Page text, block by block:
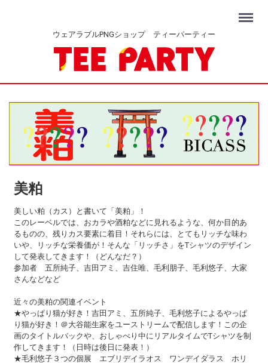
ウェアラブルPNGショップ ティーパーティー
Menu
美粕
美しい粕（カス）と書いて「美粕」！
このレーベルでは、おカラや酒粕などに見れるような、何か目的あ
るものの、残りカス要素に着目！それらには、とてもリッチな味わ
いや、リッチな栄養価が！そんな「リッチさ」をTシャツのデザイン
して発表してきます！（どんなだ？）
参加者 五所純子、吉田アミ、吉住唯、毛利朋子、毛利悠子、大家
さんなどなど
近々の美粕の関連イベント
★やっぱり猫が好き！吉田アミ、五所純子、毛利悠子によるやっぱ
り猫が好き！＠大谷能生家をユーストリームで配信します！この企
画のタイトルバックや、おしゃべり中にリアルタイムでTシャツを制
作してきます！（日時は後日に発表！）
★毛利悠子３つの個展 エブリデイラオス ワンデイダラス ホリ